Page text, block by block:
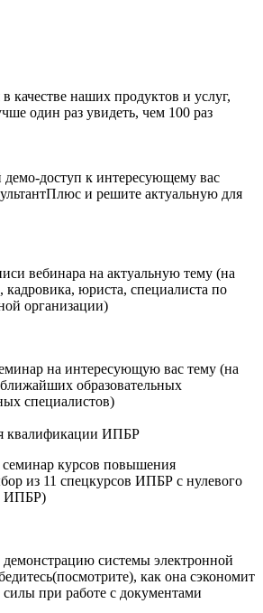
качестве наших продуктов и услуг,
один раз увидеть, чем 100 раз
демо-доступ к интересующему вас
и решите актуальную для
вебинара на актуальную тему (на
кадровика, юриста, специалиста по
организации)
на интересующую вас тему (на
образовательных
специалистов)
квалификации ИПБР
семинар курсов повышения
из 11 спецкурсов ИПБР с нулевого
ИПБР)
демонстрацию системы электронной
как она сэкономит
при работе с документами